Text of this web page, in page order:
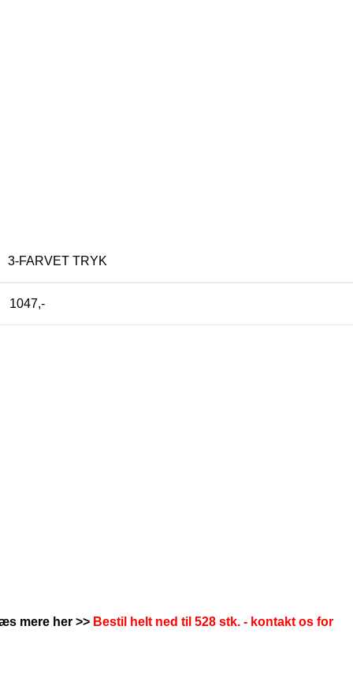
3-FARVET TRYK
1047,-
mere her >> Bestil helt ned til 528 stk. - kontakt os for